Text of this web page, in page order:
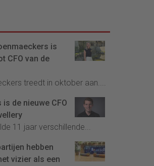
is
CFO van de
treedt in oktober aan....
is de nieuwe CFO
11 jaar verschillende...
hebben
vizier als een